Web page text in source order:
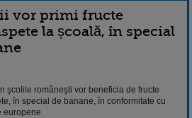
vor primi fructe
la școală, în special
şcolile româneşti vor beneficia de fructe
în special de banane, în conformitate cu
europene.